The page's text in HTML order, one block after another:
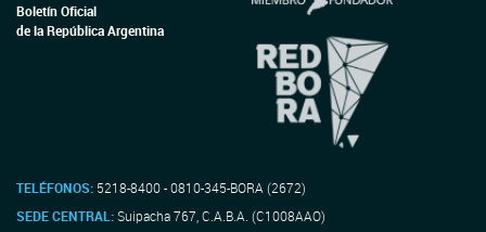
Boletín Oficial
de la República Argentina
TELÉFONOS: 5218-8400 - 0810-345-BORA (2672)
SEDE CENTRAL:Suipacha 767, C.A.B.A. (C1008AAO)